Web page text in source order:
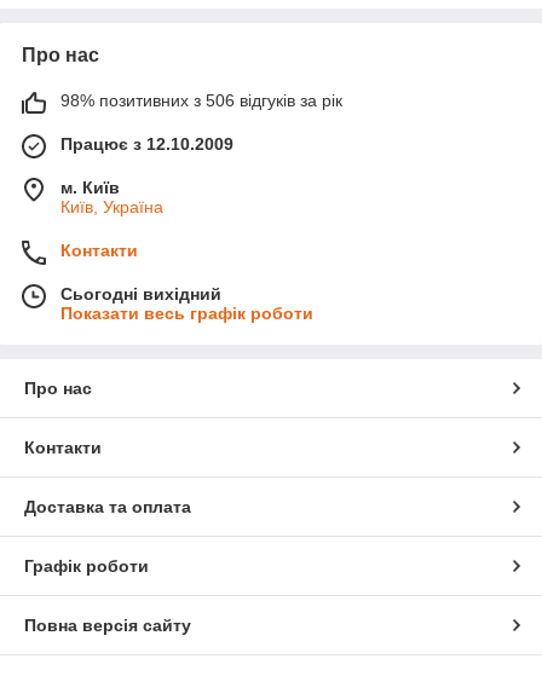
Про нас
98% позитивних з 506 відгуків за рік
Працює з 12.10.2009
м. Київ
Київ, Україна
Контакти
Сьогодні вихідний
Показати весь графік роботи
Про нас
Контакти
Доставка та оплата
Графік роботи
Повна версія сайту